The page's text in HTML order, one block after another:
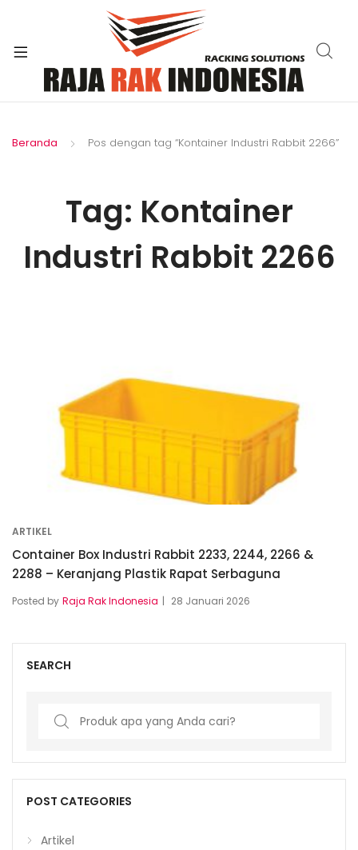
Beranda Pos dengan tag “Kontainer Industri Rabbit 2266”
Tag: Kontainer
Industri Rabbit 2266
ARTIKEL
Container Box Industri Rabbit 2233, 2244, 2266 &
2288 – Keranjang Plastik Rapat Serbaguna
Posted by Raja Rak Indonesia 28 Januari 2026
SEARCH
Search
POST CATEGORIES
Artikel